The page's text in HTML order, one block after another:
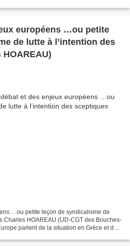
européens …ou petite
de lutte à l’intention des
…ou petite leçon de syndicalisme de
Charles HOAREAU (UD-CGT des Bouches-
parlent de la situation en Grèce et de